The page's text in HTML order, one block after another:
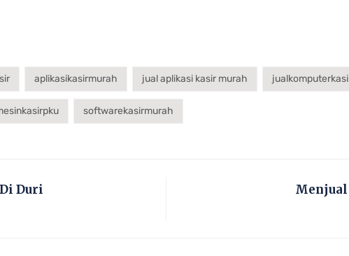
aplikasikasirmurah jual aplikasi kasir murah
softwarekasirmurah
Duri